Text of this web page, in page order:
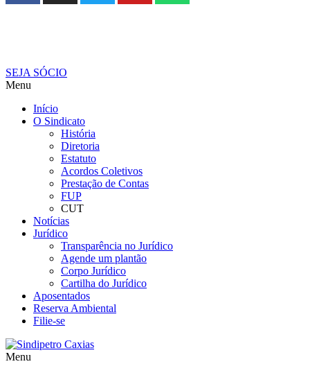
SEJA SÓCIO
Menu
Início
O Sindicato
História
Diretoria
Estatuto
Acordos Coletivos
Prestação de Contas
FUP
CUT
Notícias
Jurídico
Transparência no Jurídico
Agende um plantão
Corpo Jurídico
Cartilha do Jurídico
Aposentados
Reserva Ambiental
Filie-se
Menu